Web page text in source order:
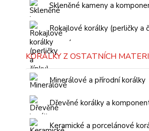
Skleněné kameny a
Rokajlové korálky (perličky a
KORÁLKY Z OSTATNÍCH
Minerálové a přírodní korálky
Dřevěné korálky a
Keramické a porcelánové